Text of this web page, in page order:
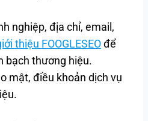
nghiệp, địa chỉ, email,
thiệu FOOGLESEOđể
bạch thương hiệu.
mật, điều khoản dịch vụ